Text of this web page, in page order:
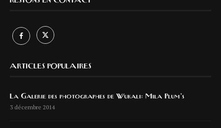
ARTICLES POPULAIRES
La Galerie des photographes de Wukali: Mila Plum’s
3 décembre 2014